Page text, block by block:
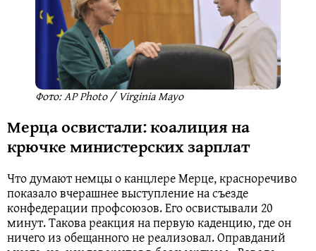
Фото: AP Photo / Virginia Mayo
Мерца освистали: коалиция на
крючке министерских зарплат
Что думают немцы о канцлере Мерце, красноречиво
показало вчерашнее выступление на съезде
конфедерации профсоюзов. Его освистывали 20
минут. Такова реакция на первую каденцию, где он
ничего из обещанного не реализовал. Оправданий